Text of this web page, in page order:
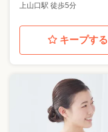
上山口駅 徒歩5分
キープする